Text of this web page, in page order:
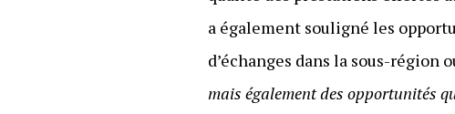
a également souligné les
d’échanges dans la sous-région
mais également des opportunités